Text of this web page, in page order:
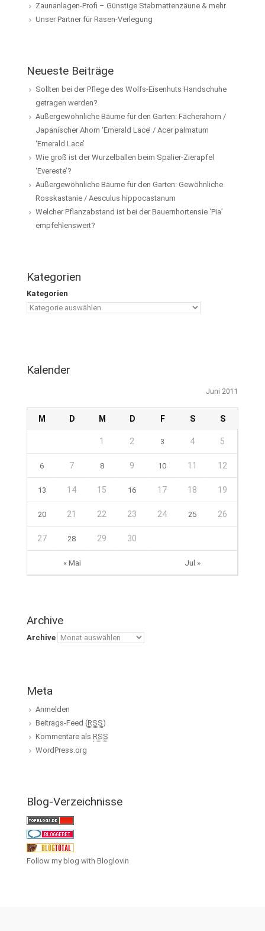
Zaunanlagen-Profi – Günstige Stabmattenzäune & mehr
Unser Partner für Rasen-Verlegung
Neueste Beiträge
Sollten bei der Pflege des Wolfs-Eisenhuts Handschuhe
getragen werden?
Außergewöhnliche Bäume für den Garten: Fächerahorn /
Japanischer Ahorn ‘Emerald Lace’ / Acer palmatum
‘Emerald Lace’
Wie groß ist der Wurzelballen beim Spalier-Zierapfel
‘Evereste’?
Außergewöhnliche Bäume für den Garten: Gewöhnliche
Rosskastanie / Aesculus hippocastanum
Welcher Pflanzabstand ist bei der Bauernhortensie ‘Pia’
empfehlenswert?
Kategorien
Kategorien
Kalender
Juni 2011
M D M D F S S
« Mai Jul »
1 2 3 4 5
6 7 8 9 10 11 12
13 14 15 16 17 18 19
20 21 22 23 24 25 26
27 28 29 30
Archive
Archive
Meta
Anmelden
Beitrags-Feed (RSS)
Kommentare als RSS
WordPress.org
Blog-Verzeichnisse
Follow my blog with Bloglovin